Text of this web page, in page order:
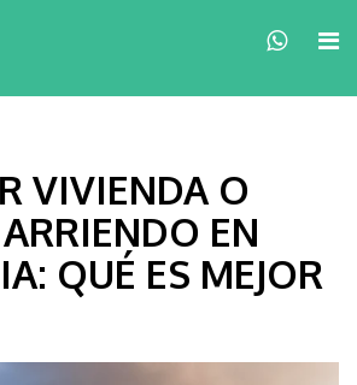
VIVIENDA O
EN
QUÉ ES MEJOR